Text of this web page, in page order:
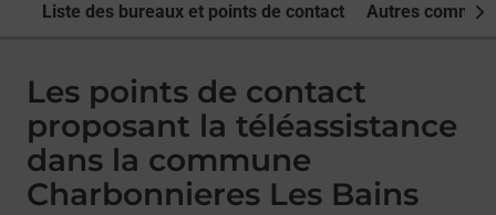
Liste des bureaux et points de contact Autres
Les points de contact
proposant la téléassistance
dans la commune
Charbonnieres Les Bains